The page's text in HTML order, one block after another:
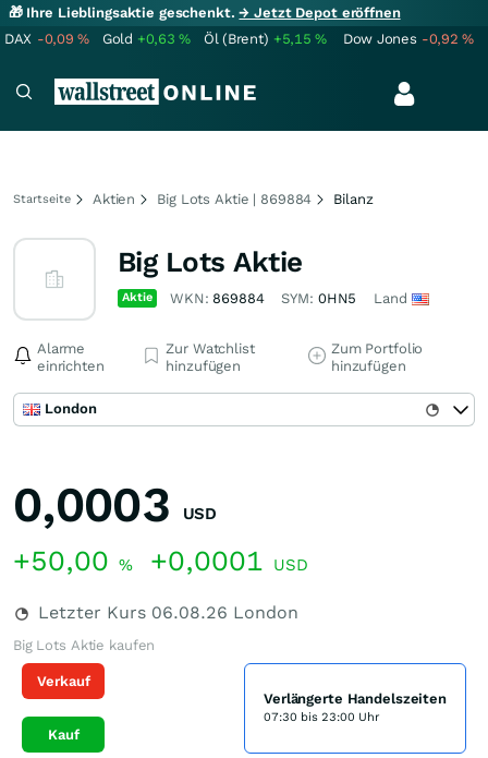
🎁 Ihre Lieblingsaktie geschenkt.→ Jetzt Depot eröffnen
DAX -0,09% Gold +0,63% Öl (Brent) +5,15% Dow Jones -0,92%
Startseite Aktien Big Lots Aktie | 869884 Bilanz
Big Lots Aktie
Aktie WKN: 869884 SYM: 0HN5 Land
Alarme
einrichten
Zur Watchlist
hinzufügen
Zum Portfolio
hinzufügen
London
0,0003 USD
+50,00 % +0,0001 USD
Letzter Kurs 06.08.26 London
Big Lots Aktie kaufen
Verkauf
Kauf
Verlängerte Handelszeiten
07:30 bis 23:00 Uhr